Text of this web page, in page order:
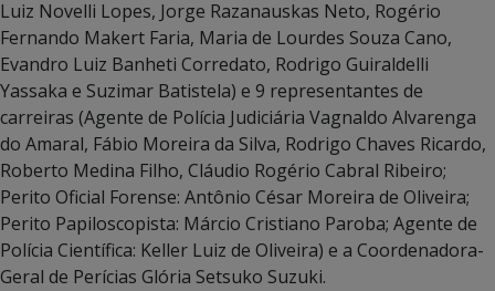
Luiz Novelli Lopes, Jorge Razanauskas Neto, Rogério
Fernando Makert Faria, Maria de Lourdes Souza Cano,
Evandro Luiz Banheti Corredato, Rodrigo Guiraldelli
Yassaka e Suzimar Batistela) e 9 representantes de
carreiras (Agente de Polícia Judiciária Vagnaldo Alvarenga
do Amaral, Fábio Moreira da Silva, Rodrigo Chaves Ricardo,
Roberto Medina Filho, Cláudio Rogério Cabral Ribeiro;
Perito Oficial Forense: Antônio César Moreira de Oliveira;
Perito Papiloscopista: Márcio Cristiano Paroba; Agente de
Polícia Científica: Keller Luiz de Oliveira) e a Coordenadora-
Geral de Perícias Glória Setsuko Suzuki.